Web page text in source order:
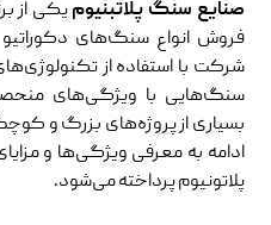
صنایع سنگ پلاتبنیومیکی از
فروش انواع سنگ‌های
شرکت با استفاده از
سنگ‌هایی با ویژگی‌های
بسیاری از پروژه‌های بزرگ و
ادامه به معرفی ویژگی‌ها و
پلاتونیوم پرداخته می‌شود.